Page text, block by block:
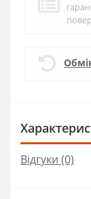
Відгуки (0)